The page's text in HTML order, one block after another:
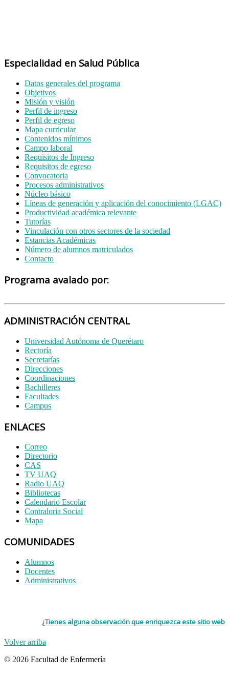
Especialidad en Salud Pública
Datos generales del programa
Objetivos
Misión y visión
Perfil de ingreso
Perfil de egreso
Mapa curricular
Contenidos mínimos
Campo laboral
Requisitos de Ingreso
Requisitos de egreso
Convocatoria
Procesos administrativos
Núcleo básico
Líneas de generación y aplicación del conocimiento (LGAC)
Productividad académica relevante
Tutorías
Vinculación con otros sectores de la sociedad
Estancias Académicas
Número de alumnos matriculados
Contacto
Programa avalado por:
ADMINISTRACIÓN CENTRAL
Universidad Autónoma de Querétaro
Rectoría
Secretarías
Direcciones
Coordinaciones
Bachilleres
Facultades
Campus
ENLACES
Correo
Directorio
CAS
TV UAQ
Radio UAQ
Bibliotecas
Calendario Escolar
Contraloria Social
Mapa
COMUNIDADES
Alumnos
Docentes
Administrativos
¿Tienes alguna observación que enriquezca este sitio web
Volver arriba
© 2026 Facultad de Enfermería